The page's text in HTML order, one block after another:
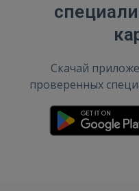
Скачай
проверенных